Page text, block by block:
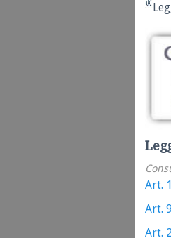
Art.
Art.
Art.